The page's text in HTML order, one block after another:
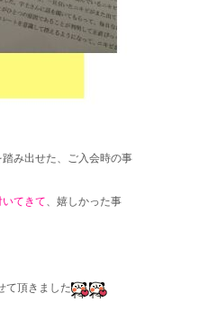
踏み出せた、ご入会時の事
てきて 、嬉しかった事
て頂きました